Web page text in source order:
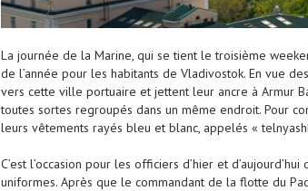
La journée de la Marine, qui se tient le troisième
de l’année pour les habitants de Vladivostok. En vue
vers cette ville portuaire et jettent leur ancre à Armur
toutes sortes regroupés dans un même endroit. Pour
leurs vêtements rayés bleu et blanc, appelés «
C’est l’occasion pour les officiers d’hier et
uniformes. Après que le commandant de la flotte du